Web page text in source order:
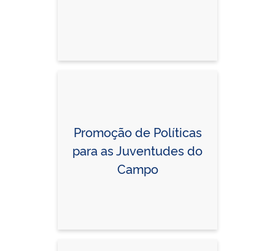
Promoção de Políticas
para as Juventudes do
Campo